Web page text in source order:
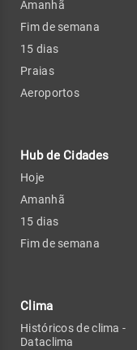
Amanhã
Fim de semana
15 dias
Praias
Aeroportos
Hub de Cidades
Hoje
Amanhã
15 dias
Fim de semana
Clima
Históricos de clima -
Dataclima